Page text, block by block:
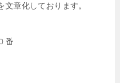
章化しております。
番